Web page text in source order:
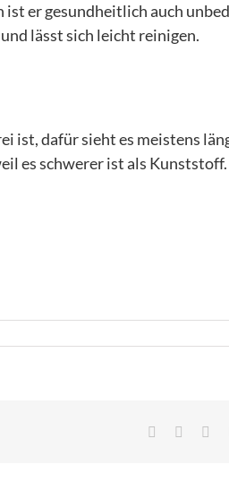
ist er gesundheitlich auch
lässt sich leicht reinigen.
ist, dafür sieht es meistens
es schwerer ist als
Facebook
Twitter